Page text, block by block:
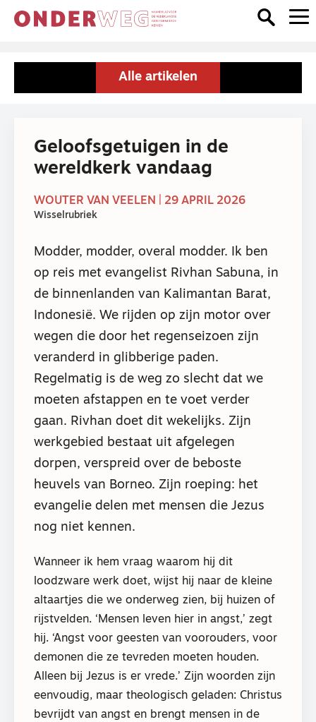
Alle artikelen
Geloofsgetuigen in de
wereldkerk vandaag
WOUTER VAN VEELEN | 29 APRIL 2026
Wisselrubriek
Modder, modder, overal modder. Ik ben
op reis met evangelist Rivhan Sabuna, in
de binnenlanden van Kalimantan Barat,
Indonesië. We rijden op zijn motor over
wegen die door het regenseizoen zijn
veranderd in glibberige paden.
Regelmatig is de weg zo slecht dat we
moeten afstappen en te voet verder
gaan. Rivhan doet dit wekelijks. Zijn
werkgebied bestaat uit afgelegen
dorpen, verspreid over de beboste
heuvels van Borneo. Zijn roeping: het
evangelie delen met mensen die Jezus
nog niet kennen.
Wanneer ik hem vraag waarom hij dit
loodzware werk doet, wijst hij naar de kleine
altaartjes die we onderweg zien, bij huizen of
rijstvelden. ‘Mensen leven hier in angst,’ zegt
hij. ‘Angst voor geesten van voorouders, voor
demonen die ze tevreden moeten houden.
Alleen bij Jezus is er vrede.’ Zijn woorden zijn
eenvoudig, maar theologisch geladen: Christus
bevrijdt van angst en brengt mensen in de